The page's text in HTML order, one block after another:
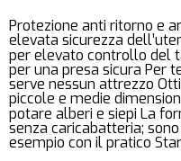
Protezione anti ritorno e
elevata sicurezza
per elevato controllo del
per una presa sicura Per
serve nessun attrezzo
piccole e medie
potare alberi e siepi La
senza caricabatteria;
esempio con il pratico